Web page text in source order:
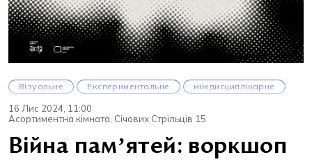
Візуальне Експериментальне міждисциплінарне
16 Лис 2024, 11:00
Асортиментна кімната, Січових Стрільців 15
Війна памʼятей: воркшоп